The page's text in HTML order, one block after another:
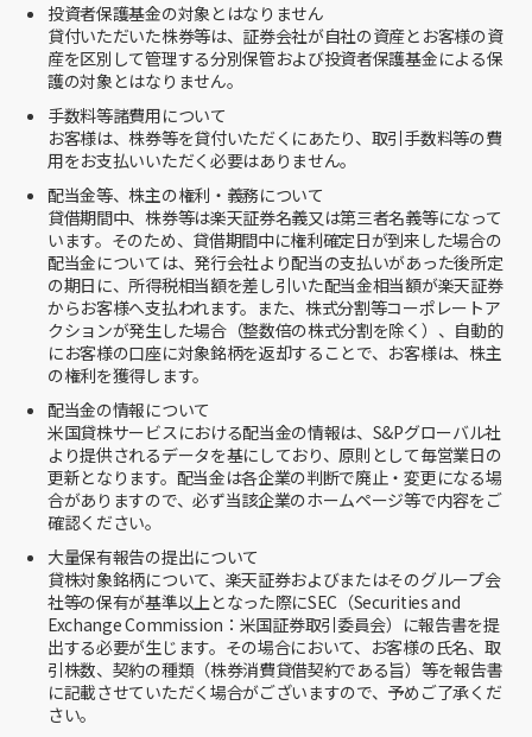
投資者保護基金の対象とはなりません
貸付いただいた株券等は、証券会社が自社の資産とお客様の資
産を区別して管理する分別保管および投資者保護基金による保
護の対象とはなりません。
手数料等諸費用について
お客様は、株券等を貸付いただくにあたり、取引手数料等の費
用をお支払いいただく必要はありません。
配当金等、株主の権利・義務について
貸借期間中、株券等は楽天証券名義又は第三者名義等になって
います。そのため、貸借期間中に権利確定日が到来した場合の
配当金については、発行会社より配当の支払いがあった後所定
の期日に、所得税相当額を差し引いた配当金相当額が楽天証券
からお客様へ支払われます。また、株式分割等コーポレートア
クションが発生した場合（整数倍の株式分割を除く）、自動的
にお客様の口座に対象銘柄を返却することで、お客様は、株主
の権利を獲得します。
配当金の情報について
米国貸株サービスにおける配当金の情報は、S&Pグローバル社
より提供されるデータを基にしており、原則として毎営業日の
更新となります。配当金は各企業の判断で廃止・変更になる場
合がありますので、必ず当該企業のホームページ等で内容をご
確認ください。
大量保有報告の提出について
貸株対象銘柄について、楽天証券およびまたはそのグループ会
社等の保有が基準以上となった際にSEC（Securities and
Exchange Commission：米国証券取引委員会）に報告書を提
出する必要が生じます。その場合において、お客様の氏名、取
引株数、契約の種類（株券消費貸借契約である旨）等を報告書
に記載させていただく場合がございますので、予めご了承くだ
さい。